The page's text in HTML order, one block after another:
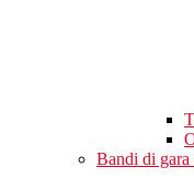
Bandi di gara